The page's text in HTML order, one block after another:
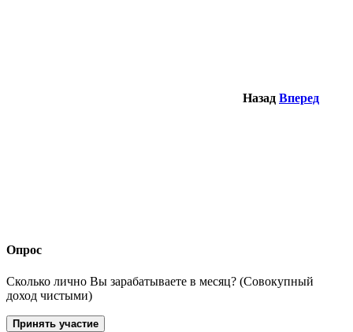
Назад Вперед
Опрос
Сколько лично Вы зарабатываете в месяц? (Совокупный
доход чистыми)
Принять участие